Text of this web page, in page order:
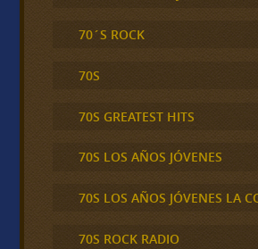
70´S ROCK
70S
70S GREATEST HITS
70S LOS AÑOS JÓVENES
70S LOS AÑOS JÓVENES LA
70S ROCK RADIO